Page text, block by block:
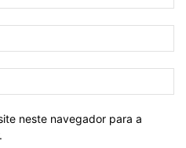
neste navegador para a